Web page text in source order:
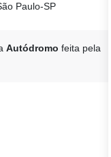
Paulo-SP
Autódromo feita pela